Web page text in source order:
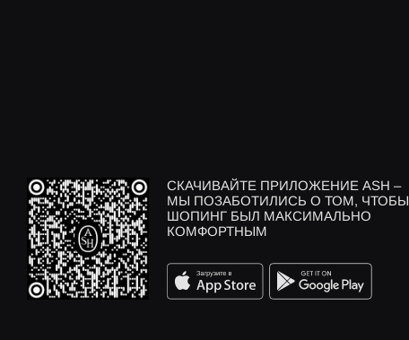
СКАЧИВАЙТЕ ПРИЛОЖЕНИЕ ASH –
МЫ ПОЗАБОТИЛИСЬ О ТОМ, ЧТОБЫ
ШОПИНГ БЫЛ МАКСИМАЛЬНО
КОМФОРТНЫМ